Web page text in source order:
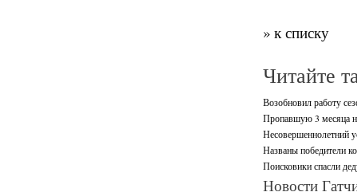
» к списку
Читайте
Возобновил работу
Пропавшую 3 месяца
Несовершеннолетний
Названы победители
Поисковики спасли
Новости